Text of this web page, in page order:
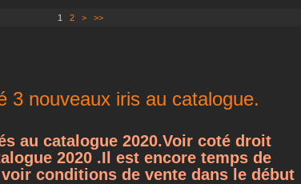
1 2 > >>
3 nouveaux iris au catalogue.
au catalogue 2020.Voir coté droit
2020 .Il est encore temps de
conditions de vente dans le début